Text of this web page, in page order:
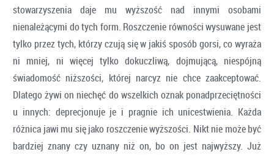
stowarzyszenia daje mu wyższość nad innymi osobami
nienależącymi do tych form. Roszczenie równości wysuwane jest
tylko przez tych, którzy czują się w jakiś sposób gorsi, co wyraża
ni mniej, ni więcej tylko dokuczliwą, dojmującą, niespójną
świadomość niższości, której narcyz nie chce zaakceptować.
Dlatego żywi on niechęć do wszelkich oznak ponadprzeciętności
u innych: deprecjonuje je i pragnie ich unicestwienia. Każda
różnica jawi mu się jako roszczenie wyższości. Nikt nie może być
bardziej znany czy uznany niż on, bo on jest najwyższy. Już